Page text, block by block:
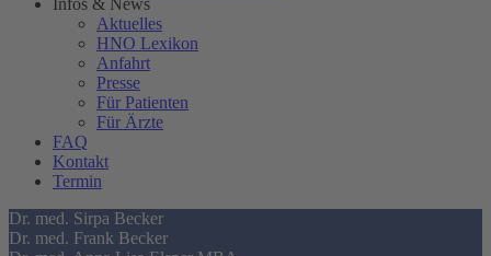
Infos & News
Aktuelles
HNO Lexikon
Anfahrt
Presse
Für Patienten
Für Ärzte
FAQ
Kontakt
Termin
Dr. med. Sirpa Becker
Dr. med. Frank Becker